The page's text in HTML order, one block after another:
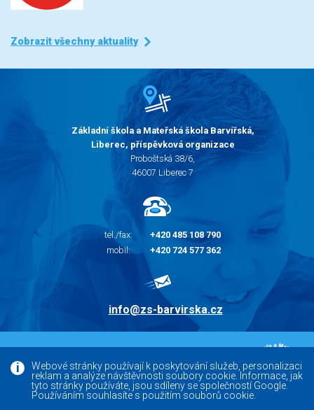
Webové stránky používají k poskytování služeb, personalizaci
reklam a analýze návštěvnosti soubory cookie. Informace, jak
tyto stránky používáte, jsou sdíleny se společností Google.
Používáním souhlasíte s použitím souborů cookie.
Zobrazit všechny aktuality
Základní škola a Mateřská škola Barvířská,
Liberec, příspěvková organizace
Proboštská 38/6,
46007 Liberec 7
tel./fax:
+420 485 108 790
mobil:
+420 724 577 362
info@zs-barvirska.cz
Facebook